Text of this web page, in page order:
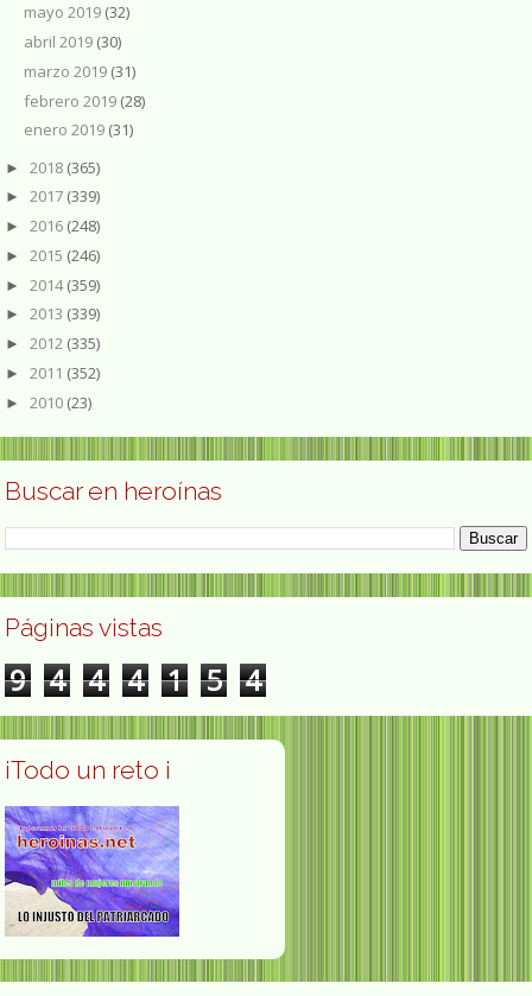
mayo 2019 (32)
abril 2019 (30)
marzo 2019 (31)
febrero 2019 (28)
enero 2019 (31)
► 2018 (365)
► 2017 (339)
► 2016 (248)
► 2015 (246)
► 2014(359)
► 2013 (339)
► 2012 (335)
► 2011 (352)
► 2010 (23)
Buscar en heroínas
Páginas vistas
9 4 4 4 1 5 4
¡Todo un reto ¡